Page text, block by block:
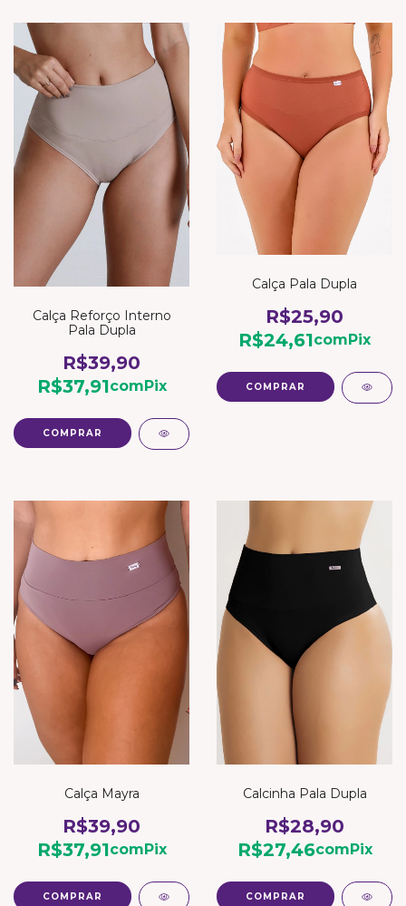
Calça Reforço Interno
Pala Dupla
R$39,90
R$37,91comPix
COMPRAR
Calça Pala Dupla
R$25,90
R$24,61com Pix
COMPRAR
Calça Mayra
R$39,90
R$37,91comPix
COMPRAR
Calcinha Pala Dupla
R$28,90
R$27,46comPix
COMPRAR